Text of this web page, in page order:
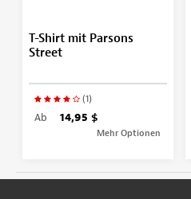
T-Shirt mit Parsons
Street
(1)
Ab 14,95 $
Mehr Optionen